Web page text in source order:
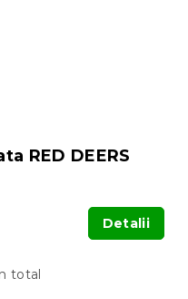
RED DEERS
Detalii
total